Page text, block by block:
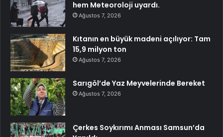
hem Meteoroloji uyardı.
Ağustos 7, 2026
Kıtanın en büyük madeni açılıyor: Tam
15,9 milyon ton
Ağustos 7, 2026
Sarıgöl’de Yaz Meyvelerinde Bereket
Ağustos 7, 2026
Çerkes Soykırımı Anması Samsun’da